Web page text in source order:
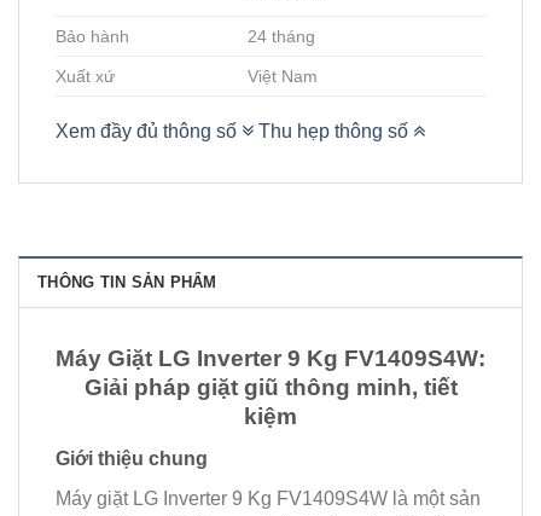
Bảo hành 24 tháng
Xuất xứ Việt Nam
Xem đầy đủ thông số Thu hẹp thông số
THÔNG TIN SẢN PHẨM
Máy Giặt LG Inverter 9 Kg FV1409S4W:
Giải pháp giặt giũ thông minh, tiết
kiệm
Giới thiệu chung
Máy giặt LG Inverter 9 Kg FV1409S4W là một sản